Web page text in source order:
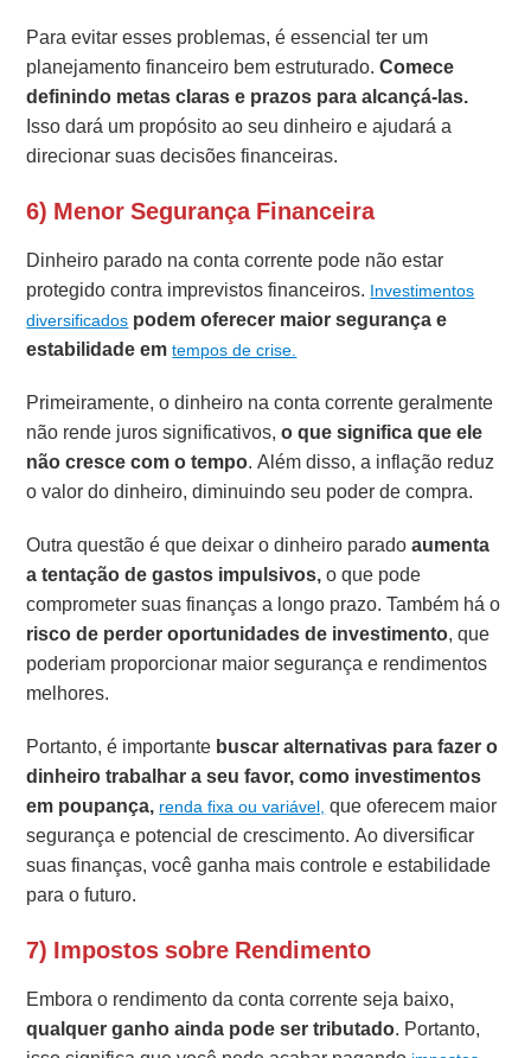
Para evitar esses problemas, é essencial ter um
planejamento financeiro bem estruturado.Comece
definindo metas claras e prazos para alcançá-las.
Isso dará um propósito ao seu dinheiro e ajudará a
direcionar suas decisões financeiras.
6) Menor Segurança Financeira
Dinheiro parado na conta corrente pode não estar
protegido contra imprevistos financeiros. Investimentos
diversificados podem oferecer maior segurança e
estabilidade emtempos de crise.
Primeiramente, o dinheiro na conta corrente geralmente
não rende juros significativos,o que significa que ele
não cresce com o tempo. Além disso, a inflação reduz
o valor do dinheiro, diminuindo seu poder de compra.
Outra questão é que deixar o dinheiro paradoaumenta
a tentação de gastos impulsivos,o que pode
comprometer suas finanças a longo prazo. Também há o
risco de perder oportunidades de investimento, que
poderiam proporcionar maior segurança e rendimentos
melhores.
Portanto, é importante buscar alternativas para fazer o
dinheiro trabalhar a seu favor, como investimentos
em poupança, renda fixa ou variável, que oferecem maior
segurança e potencial de crescimento. Ao diversificar
suas finanças, você ganha mais controle e estabilidade
para o futuro.
7) Impostos sobre Rendimento
Embora o rendimento da conta corrente seja baixo,
qualquer ganho ainda pode ser tributado. Portanto,